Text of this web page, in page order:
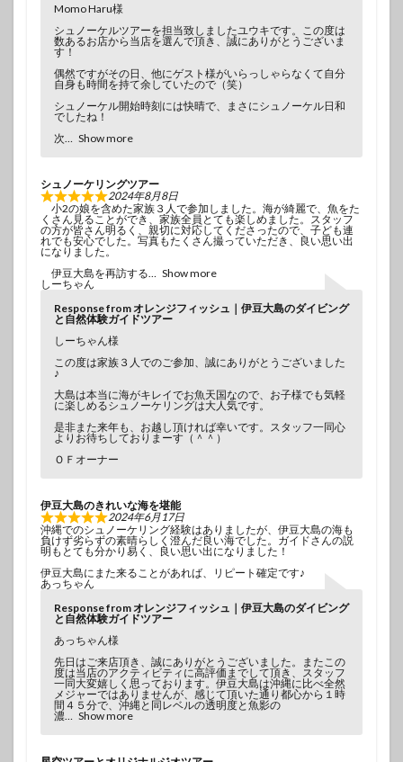
Momo Haru様
シュノーケルツアーを担当致しましたユウキです。この度は
数あるお店から当店を選んで頂き、誠にありがとうございま
す！
偶然ですがその日、他にゲスト様がいらっしゃらなくて自分
自身も時間を持て余していたので（笑）
シュノーケル開始時刻には快晴で、まさにシュノーケル日和
でしたね！
次
Show more
シュノーケリングツアー
2024年8月8日
小2の娘を含めた家族３人で参加しました。海が綺麗で、魚をた
くさん見ることができ、家族全員とても楽しめました。スタッフ
の方が皆さん明るく、親切に対応してくださったので、子ども連
れでも安心でした。写真もたくさん撮っていただき、良い思い出
になりました。
伊豆大島を再訪する
Show more
しーちゃん
Response from オレンジフィッシュ｜伊豆大島のダイビング
と自然体験ガイドツアー
しーちゃん様
この度は家族３人でのご参加、誠にありがとうございました
♪
大島は本当に海がキレイでお魚天国なので、お子様でも気軽
に楽しめるシュノーケリングは大人気です。
是非また来年も、お越し頂ければ幸いです。スタッフ一同心
よりお待ちしておりまーす（＾＾）
ＯＦオーナー
伊豆大島のきれいな海を堪能
2024年6月17日
沖縄でのシュノーケリング経験はありましたが、伊豆大島の海も
負けず劣らずの素晴らしく澄んだ良い海でした。ガイドさんの説
明もとても分かり易く、良い思い出になりました！
伊豆大島にまた来ることがあれば、リピート確定です♪
あっちゃん
Response from オレンジフィッシュ｜伊豆大島のダイビング
と自然体験ガイドツアー
あっちゃん様
先日はご来店頂き、誠にありがとうございました。またこの
度は当店のアクティビティに高評価までして頂き、スタッフ
一同大変嬉しく思っております。伊豆大島は沖縄に比べ全然
メジャーではありませんが、感じて頂いた通り都心から１時
間４５分で、沖縄と同レベルの透明度と魚影の
濃
Show more